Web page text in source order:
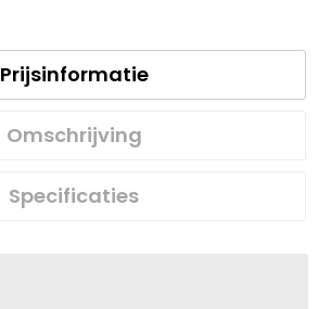
Prijsinformatie
Omschrijving
Specificaties